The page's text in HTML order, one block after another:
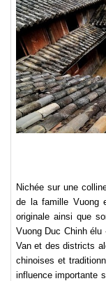
Nichée sur une
de la famille Vuong
originale ainsi que
Vuong Duc Chinh
Van et des districts
chinoises et
influence importante